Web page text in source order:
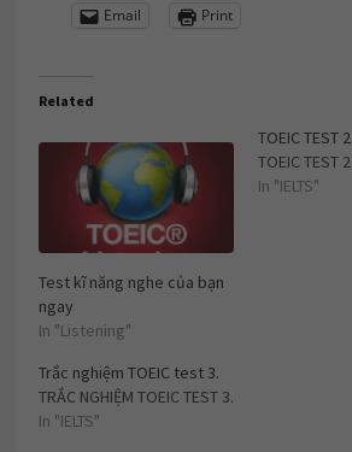
Email Print
Related
Test kĩ năng nghe của bạn
ngay
In "Listening"
TOEIC TEST 2
TOEIC TEST 2
In "IELTS"
Trắc nghiệm TOEIC test 3.
TRẮC NGHIỆM TOEIC TEST 3.
In "IELTS"